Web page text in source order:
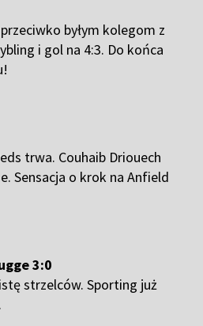
byłym kolegom z
i gol na 4:3. Do końca
trwa. Couhaib Driouech
Sensacja o krok na Anfield
3:0
strzelców. Sporting już